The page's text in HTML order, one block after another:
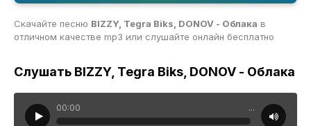
Скачайте песню BIZZY, Tegra Biks, DONOV - Облака в
отличном качестве mp3 или слушайте онлайн бесплатно
Слушать BIZZY, Tegra Biks, DONOV - Облака
00:00 ...